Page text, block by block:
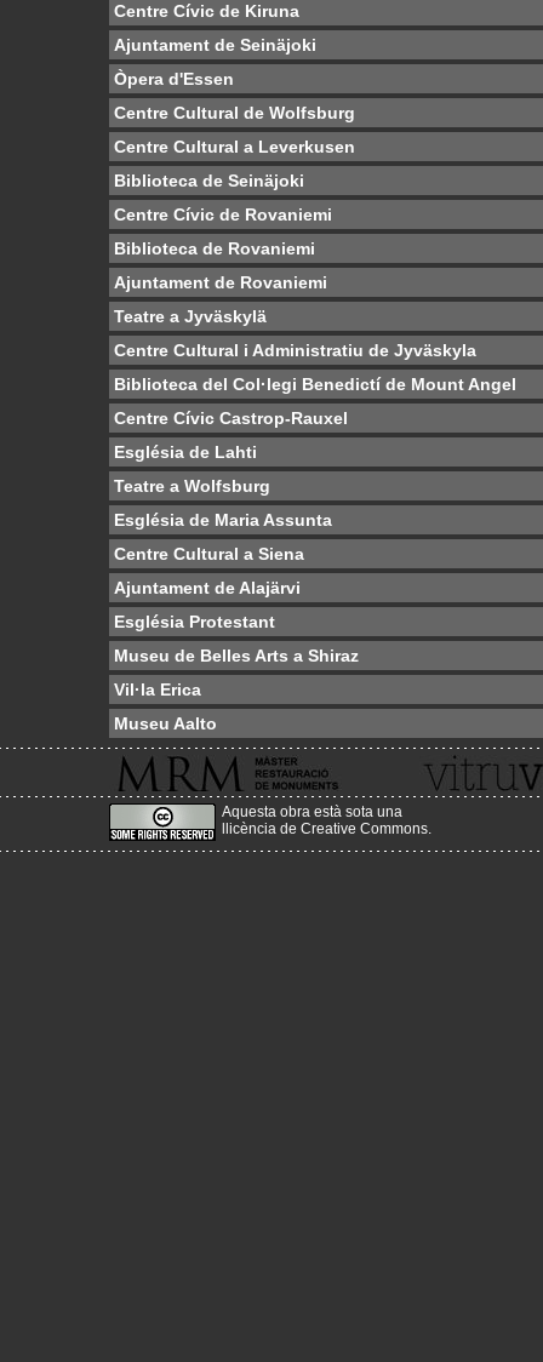
Centre Cívic de Kiruna
Ajuntament de Seinäjoki
Òpera d'Essen
Centre Cultural de Wolfsburg
Centre Cultural a Leverkusen
Biblioteca de Seinäjoki
Centre Cívic de Rovaniemi
Biblioteca de Rovaniemi
Ajuntament de Rovaniemi
Teatre a Jyväskylä
Centre Cultural i Administratiu de Jyväskyla
Biblioteca del Col·legi Benedictí de Mount Angel
Centre Cívic Castrop-Rauxel
Església de Lahti
Teatre a Wolfsburg
Església de Maria Assunta
Centre Cultural a Siena
Ajuntament de Alajärvi
Església Protestant
Museu de Belles Arts a Shiraz
Vil·la Erica
Museu Aalto
Aquesta obra està sota una
llicència de Creative Commons.